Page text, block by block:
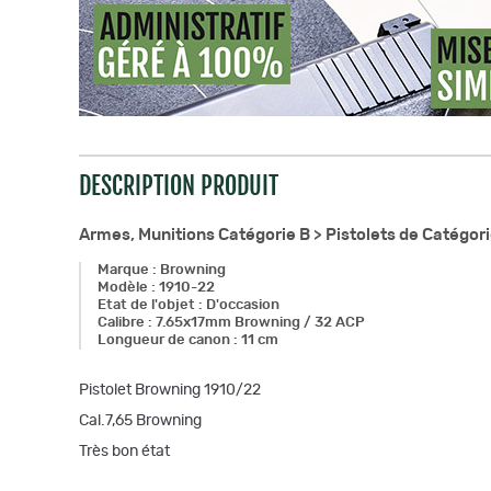
DESCRIPTION PRODUIT
Armes, Munitions Catégorie B > Pistolets de
Marque : Browning
Modèle : 1910-22
Etat de l'objet : D'occasion
Calibre : 7.65x17mm Browning / 32 ACP
Longueur de canon : 11 cm
Pistolet Browning 1910/22
Cal.7,65 Browning
Très bon état